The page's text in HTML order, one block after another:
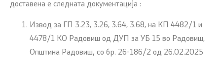
доставена е следната документација :
Извод за ГП 3.23, 3.26, 3.64, 3.68, на КП 4482/1 и
4478/1 КО Радовиш од ДУП за УБ 15 во Радовиш,
Општина Радовиш, со бр. 26-186/2 од 26.02.2025